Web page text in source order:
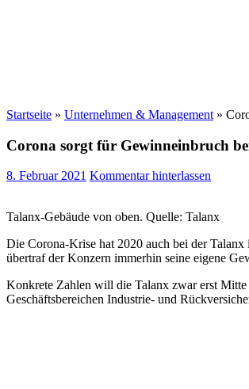
Startseite » Unternehmen & Management »
Corona sorgt für Gewinneinbruch
8. Februar 2021 Kommentar hinterlassen
Talanx-Gebäude von oben. Quelle: Talanx
Die Corona-Krise hat 2020 auch bei der
übertraf der Konzern immerhin seine eigene
Konkrete Zahlen will die Talanx zwar erst Mitte
Geschäftsbereichen Industrie- und